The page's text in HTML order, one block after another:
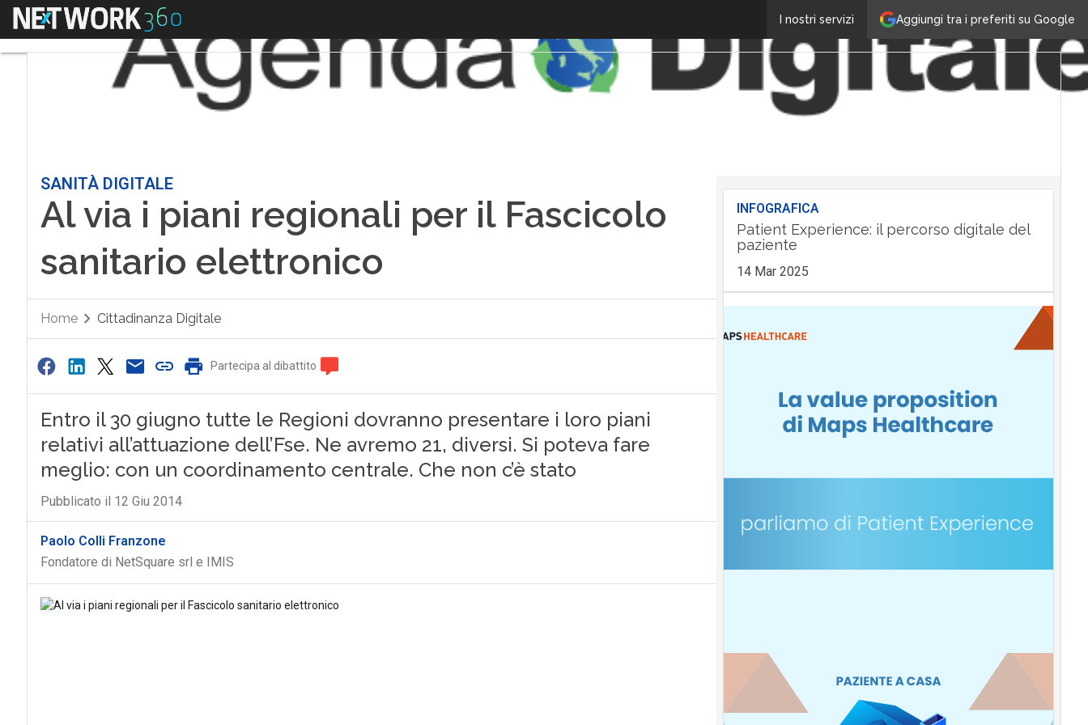
Aggiungi tra i preferiti su Google
I nostri servizi
Menu
SANITÀ DIGITALE
Al via i piani regionali per il Fascicolo
sanitario elettronico
Home Cittadinanza Digitale
Partecipa al dibattito
Entro il 30 giugno tutte le Regioni dovranno presentare i loro piani
relativi all’attuazione dell’Fse. Ne avremo 21, diversi. Si poteva fare
meglio: con un coordinamento centrale. Che non c’è stato
Pubblicato il 12 Giu 2014
Paolo Colli Franzone
Fondatore di NetSquare srl e IMIS
INFOGRAFICA
Patient Experience: il percorso digitale del
paziente
14 Mar 2025